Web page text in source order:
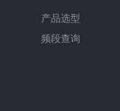
产品选型
频段查询